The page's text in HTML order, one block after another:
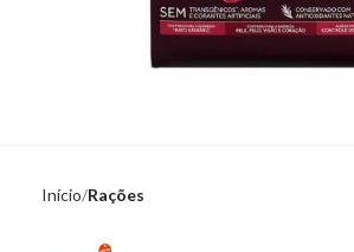
Início Rações